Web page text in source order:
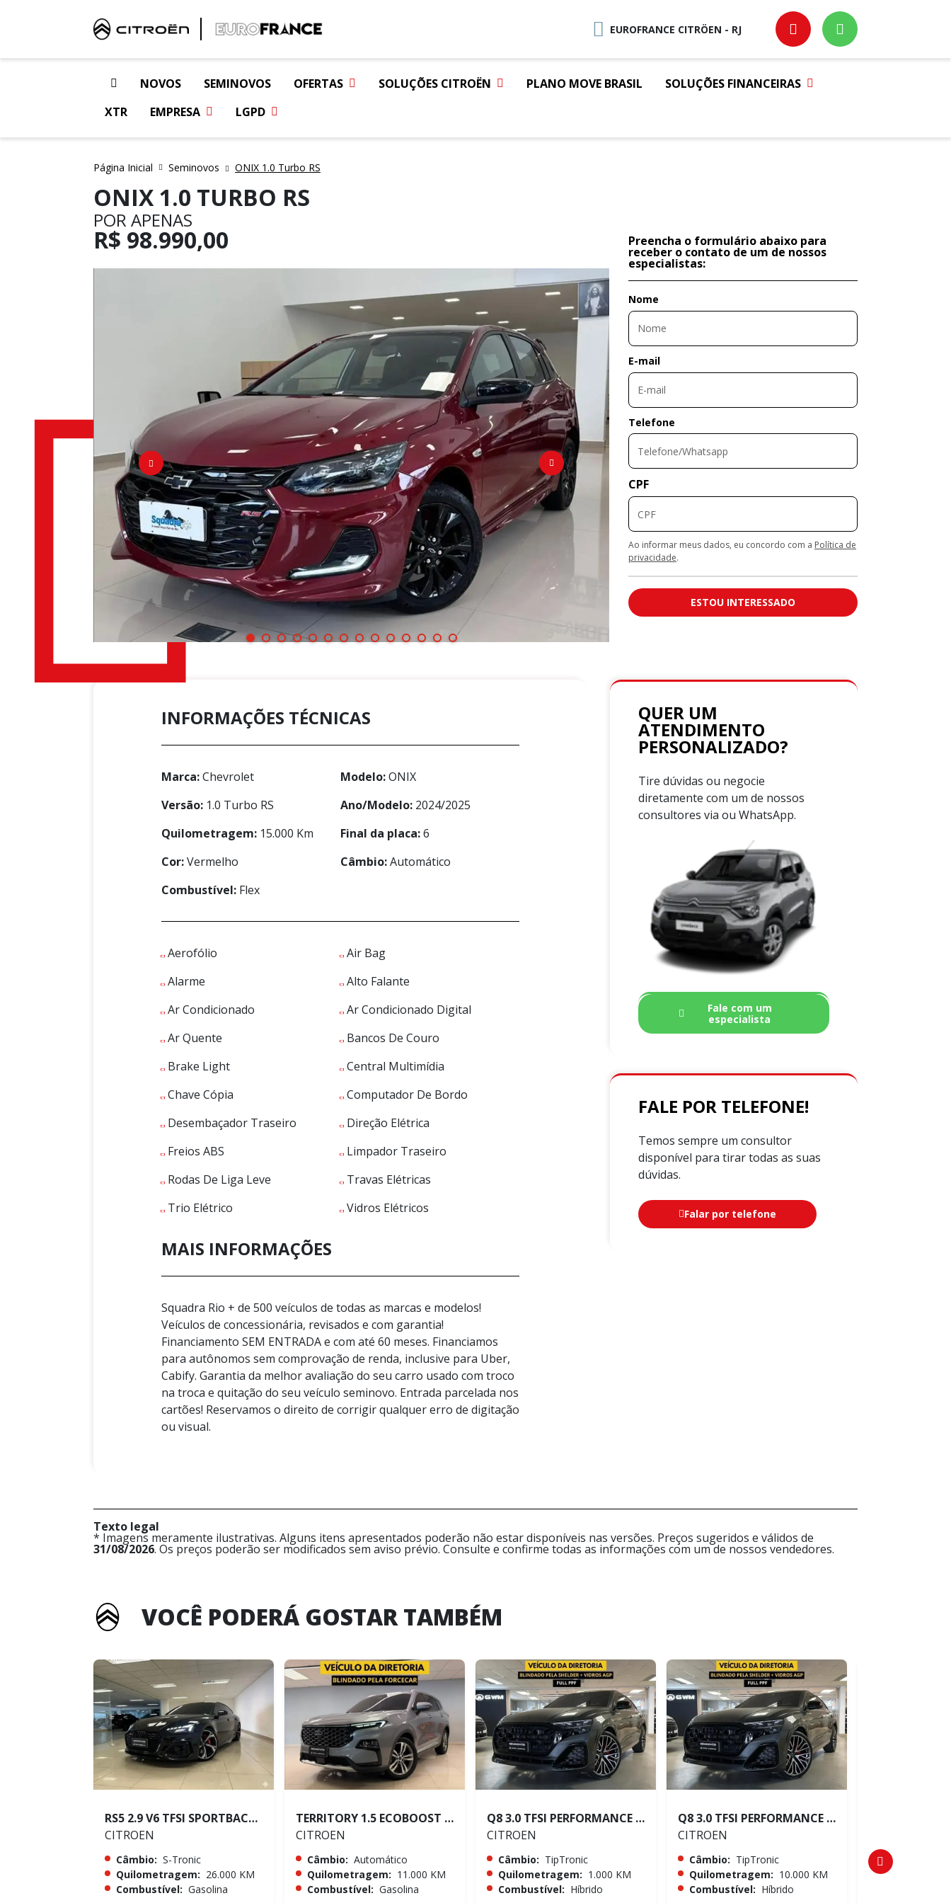
EUROFRANCE CITRÖEN - RJ
NOVOS SEMINOVOS OFERTAS SOLUÇÕES CITROËN PLANO MOVE BRASIL
SOLUÇÕES FINANCEIRAS
XTR
EMPRESA LGPD
Página Inicial Seminovos ONIX 1.0 Turbo RS
ONIX 1.0 TURBO RS
POR APENAS
R$ 98.990,00 Preencha o formulário abaixo para
receber o contato de um de nossos
especialistas:
Nome
E-mail
Telefone
CPF
Ao informar meus dados, eu concordo com a Política de
privacidade.
ESTOU INTERESSADO
INFORMAÇÕES TÉCNICAS
Marca:Chevrolet Modelo:ONIX
Versão: 1.0 Turbo RS Ano/Modelo: 2024/2025
Quilometragem: 15.000 Km Final da placa:6
Cor:Vermelho Câmbio:Automático
Combustível: Flex
Aerofólio
Air Bag
Alarme
Alto Falante
Ar Condicionado
Ar Condicionado Digital
Ar Quente
Bancos De Couro
Brake Light
Central Multimídia
Chave Cópia
Computador De Bordo
Desembaçador Traseiro
Direção Elétrica
Freios ABS
Limpador Traseiro
Rodas De Liga Leve
Travas Elétricas
Trio Elétrico
Vidros Elétricos
MAIS INFORMAÇÕES
Squadra Rio + de 500 veículos de todas as marcas e modelos!
Veículos de concessionária, revisados e com garantia!
Financiamento SEM ENTRADA e com até 60 meses. Financiamos
para autônomos sem comprovação de renda, inclusive para Uber,
Cabify. Garantia da melhor avaliação do seu carro usado com troco
na troca e quitação do seu veículo seminovo. Entrada parcelada nos
cartões! Reservamos o direito de corrigir qualquer erro de digitação
ou visual.
QUER UM
ATENDIMENTO
PERSONALIZADO?
Tire dúvidas ou negocie
diretamente com um de nossos
consultores via ou WhatsApp.
Fale com um
especialista
FALE POR TELEFONE!
Temos sempre um consultor
disponível para tirar todas as suas
dúvidas.
Falar por telefone
Texto legal
* Imagens meramente ilustrativas. Alguns itens apresentados poderão não estar disponíveis nas versões. Preços sugeridos e válidos de
31/08/2026. Os preços poderão ser modificados sem aviso prévio. Consulte e confirme todas as informações com um de nossos vendedores.
VOCÊ PODERÁ GOSTAR TAMBÉM
RS5 2.9 V6 TFSI SPORTBACK QUATTRO
CITROEN
Câmbio: S-Tronic
Quilometragem: 26.000 KM
Combustível: Gasolina
TERRITORY 1.5 ECOBOOST GTDI TITANIUM
CITROEN
Câmbio: Automático
Quilometragem: 11.000 KM
Combustível: Gasolina
Q8 3.0 TFSI PERFORMANCE BLACK QUATTRO
CITROEN
Câmbio: TipTronic
Quilometragem: 1.000 KM
Combustível: Híbrido
Q8 3.0 TFSI PERFORMANCE BLACK QUATTRO
CITROEN
Câmbio: TipTronic
Quilometragem: 10.000 KM
Combustível: Híbrido
Câmbio: